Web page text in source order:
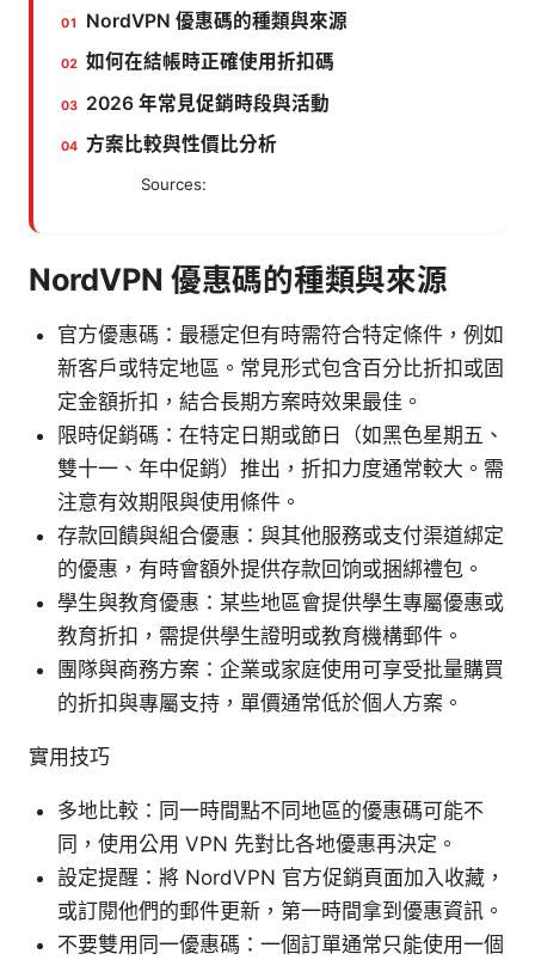
NordVPN 優惠碼的種類與來源
如何在結帳時正確使用折扣碼
2026 年常見促銷時段與活動
方案比較與性價比分析
Sources:
NordVPN 優惠碼的種類與來源
官方優惠碼：最穩定但有時需符合特定條件，例如
新客戶或特定地區。常見形式包含百分比折扣或固
定金額折扣，結合長期方案時效果最佳。
限時促銷碼：在特定日期或節日（如黑色星期五、
雙十一、年中促銷）推出，折扣力度通常較大。需
注意有效期限與使用條件。
存款回饋與組合優惠：與其他服務或支付渠道綁定
的優惠，有時會額外提供存款回饷或捆綁禮包。
學生與教育優惠：某些地區會提供學生專屬優惠或
教育折扣，需提供學生證明或教育機構郵件。
團隊與商務方案：企業或家庭使用可享受批量購買
的折扣與專屬支持，單價通常低於個人方案。
實用技巧
多地比較：同一時間點不同地區的優惠碼可能不
同，使用公用 VPN 先對比各地優惠再決定。
設定提醒：將 NordVPN 官方促銷頁面加入收藏，
或訂閱他們的郵件更新，第一時間拿到優惠資訊。
不要雙用同一優惠碼：一個訂單通常只能使用一個